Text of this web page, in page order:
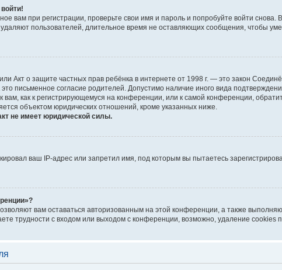
вам при регистрации, проверьте свои имя и пароль и попробуйте войти
пользователей, длительное время не оставляющих сообщения, чтобы
Акт о защите частных прав ребёнка в интернете от 1998 г. — это закон
письменное согласие родителей. Допустимо наличие иного вида
как к регистрирующемуся на конференции, или к самой конференции,
объектом юридических отношений, кроме указанных ниже.
не имеет юридической силы.
ваш IP-адрес или запретил имя, под которым вы пытаетесь
вам оставаться авторизованным на этой конференции, а также
трудности с входом или выходом с конференции, возможно, удаление cookies